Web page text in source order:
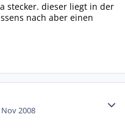
stecker. dieser liegt in der
nach aber einen
Nov 2008